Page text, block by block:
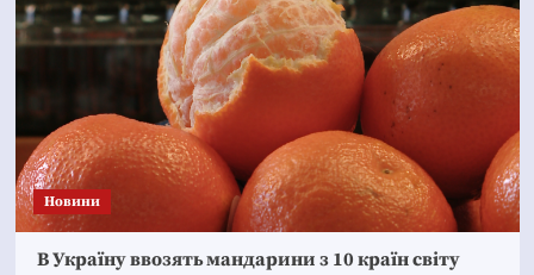
Новини
В Україну ввозять мандарини з 10 країн світу